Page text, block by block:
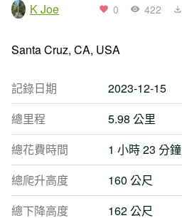
K Joe 0 422
Santa Cruz, CA, USA
記錄日期
2023-12-15
總里程
5.98 公里
總花費時間
1 小時 23 分鐘
總爬升高度
160 公尺
總下降高度
162 公尺